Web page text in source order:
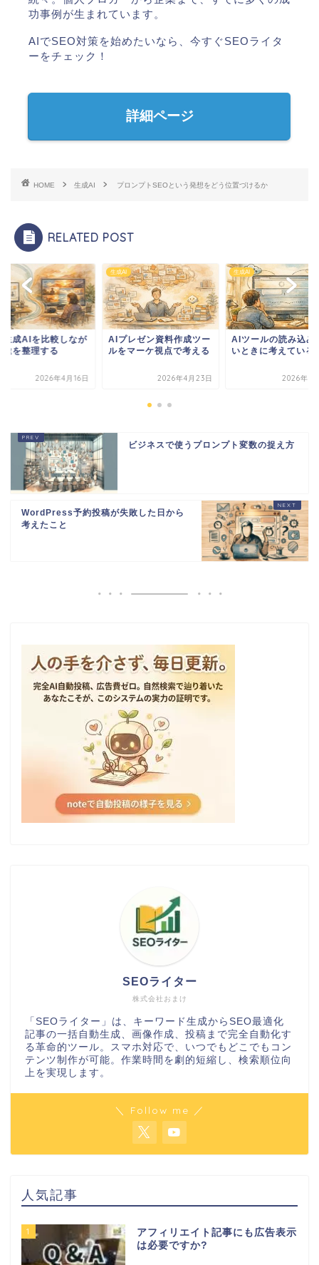
功事例が生まれています。
AIでSEO対策を始めたいなら、今すぐSEOライタ
ーをチェック！
詳細ページ
HOME 生成AI プロンプトSEOという発想をどう位置づけるか
RELATED POST
レゼン資料作成ツー
マーケ視点で考える
2026年4月23日
生成AI
AIツールの読み込みが遅
いときに考えていること
2026年7月10日
生成AI
動画生成AIを比較し
ら用途を整理する
2026年4
ビジネスで使うプロンプト変数の捉え方
WordPress予約投稿が失敗した日から
考えたこと
株式会社おまけ
SEOライター
「SEOライター」は、キーワード生成からSEO最適化
記事の一括自動生成、画像作成、投稿まで完全自動化す
る革命的ツール。スマホ対応で、いつでもどこでもコン
テンツ制作が可能。作業時間を劇的短縮し、検索順位向
上を実現します。
＼ Follow me ／
人気記事
1
アフィリエイト記事にも広告表示
は必要ですか?